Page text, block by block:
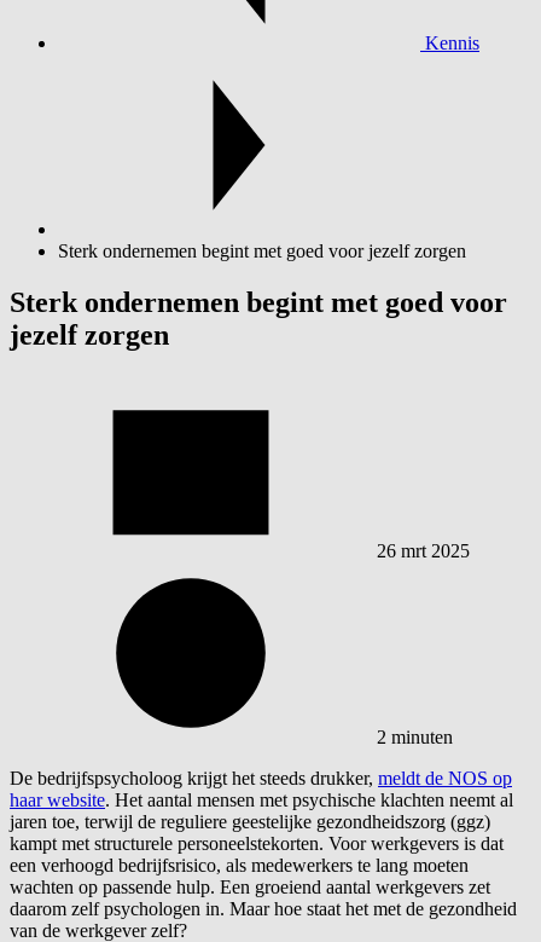
Kennis
Sterk ondernemen begint met goed voor jezelf zorgen
Sterk ondernemen begint met goed voor
jezelf zorgen
26 mrt 2025
2 minuten
De bedrijfspsycholoog krijgt het steeds drukker, meldt de NOS op
haar website. Het aantal mensen met psychische klachten neemt al
jaren toe, terwijl de reguliere geestelijke gezondheidszorg (ggz)
kampt met structurele personeelstekorten. Voor werkgevers is dat
een verhoogd bedrijfsrisico, als medewerkers te lang moeten
wachten op passende hulp. Een groeiend aantal werkgevers zet
daarom zelf psychologen in. Maar hoe staat het met de gezondheid
van de werkgever zelf?